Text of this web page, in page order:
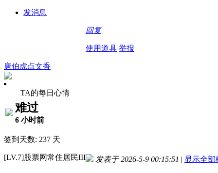
发消息
回复
使用道具 举报
唐伯虎点文香
TA的每日心情
难过
6 小时前
签到天数: 237 天
[LV.7]股票网常住居民III 发表于 2026-5-9 00:15:51 | 显示全部